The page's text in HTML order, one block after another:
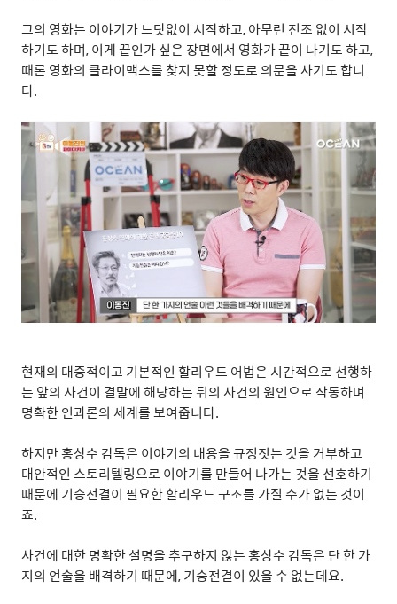
그의 영화는 이야기가 느닷없이 시작하고,아무런 전조 없이 시작
하기도 하며,이게 끝인가 싶은 장면에서 영화가 끝이 나기도 하고,
때론 영화의 클라이맥스를 찾지 못할 정도로 의문을 사기도 합니
다.
현재의 대중적이고 기본적인 할리우드 어법은 시간적으로 선행하
는 앞의 사건이 결말에 해당하는 뒤의 사건의 원인으로 작동하며
명확한 인과론의 세계를 보여줍니다.
하지만 홍상수 감독은 이야기의 내용을 규정짓는 것을 거부하고
대안적인 스토리텔링으로 이야기를 만들어 나가는 것을 선호하기
때문에 기승전결이 필요한 할리우드 구조를 가질 수가 없는 것이
죠.
사건에 대한 명확한 설명을 추구하지 않는 홍상수 감독은 단 한 가
지의 언술을 배격하기 때문에,기승전결이 있을 수 없는데요.